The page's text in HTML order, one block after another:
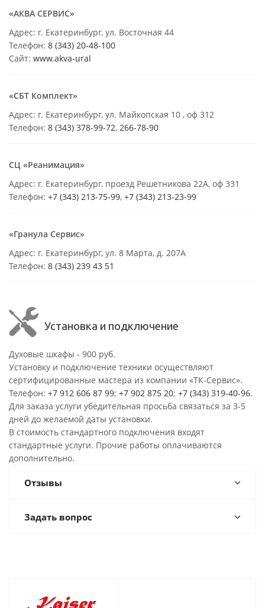
«АКВА СЕРВИС»
Адрес: г. Екатеринбург, ул. Восточная 44
Телефон: 8 (343) 20-48-100
Сайт: www.akva-ural
«СБТ Комплект»
Адрес: г. Екатеринбург, ул. Майкопская 10 , оф 312
Телефон: 8 (343) 378-99-72, 266-78-90
СЦ «Реанимация»
Адрес: г. Екатеринбург, проезд Решетникова 22А, оф 331
Телефон: +7 (343) 213-75-99, +7 (343) 213-23-99
«Гранула Сервис»
Адрес: г. Екатеринбург, ул. 8 Марта, д. 207А
Телефон: 8 (343) 239 43 51
Установка и подключение
Духовые шкафы - 900 руб.
Установку и подключение техники осуществляют
сертифицированные мастера из компании «ТК-Сервис».
Телефон: +7 912 606 87 99; +7 902 875 20; +7 (343) 319-40-96.
Для заказа услуги убедительная просьба связаться за 3-5
дней до желаемой даты установки.
В стоимость стандартного подключения входят
стандартные услуги. Прочие работы оплачиваются
дополнительно.
Отзывы
Задать вопрос